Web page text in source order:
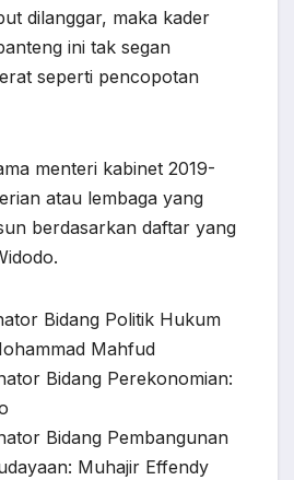
dilanggar, maka kader
ini tak segan
seperti pencopotan
menteri kabinet 2019-
atau lembaga yang
berdasarkan daftar yang
Bidang Politik Hukum
Mahfud
Bidang Perekonomian:
Bidang Pembangunan
Muhajir Effendy